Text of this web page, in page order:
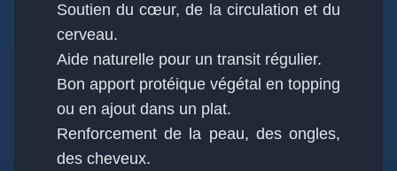
Soutien du cœur, de la circulation et du
cerveau.
Aide naturelle pour un transit régulier.
Bon apport protéique végétal en topping
ou en ajout dans un plat.
Renforcement de la peau, des ongles,
des cheveux.